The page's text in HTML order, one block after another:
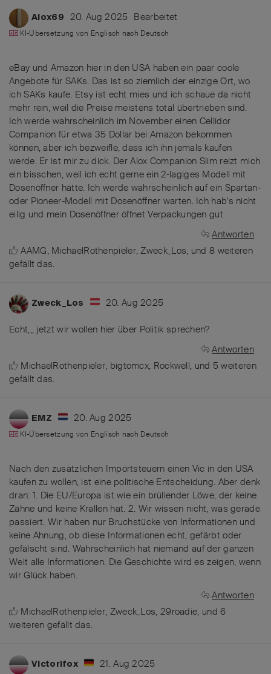
Alox69 20. Aug 2025 Bearbeitet
KI-Übersetzung von Englisch nach Deutsch
eBay und Amazon hier in den USA haben ein paar coole
Angebote für SAKs. Das ist so ziemlich der einzige Ort, wo
ich SAKs kaufe. Etsy ist echt mies und ich schaue da nicht
mehr rein, weil die Preise meistens total übertrieben sind.
Ich werde wahrscheinlich im November einen Cellidor
Companion für etwa 35 Dollar bei Amazon bekommen
können, aber ich bezweifle, dass ich ihn jemals kaufen
werde. Er ist mir zu dick. Der Alox Companion Slim reizt mich
ein bisschen, weil ich echt gerne ein 2-lagiges Modell mit
Dosenöffner hätte. Ich werde wahrscheinlich auf ein Spartan-
oder Pioneer-Modell mit Dosenöffner warten. Ich hab's nicht
eilig und mein Dosenöffner öffnet Verpackungen gut
Antworten
AAMG, MichaelRothenpieler,Zweck_Los, und 8 weiteren
gefällt das.
Zweck_Los 20. Aug 2025
Echt,,, jetzt wir wollen hier über Politik sprechen?
Antworten
MichaelRothenpieler, bigtomcx, Rockwell, und 5 weiteren
gefällt das.
EMZ 20. Aug 2025
KI-Übersetzung von Englisch nach Deutsch
Nach den zusätzlichen Importsteuern einen Vic in den USA
kaufen zu wollen, ist eine politische Entscheidung. Aber denk
dran: 1. Die EU/Europa ist wie ein brüllender Löwe, der keine
Zähne und keine Krallen hat. 2. Wir wissen nicht, was gerade
passiert. Wir haben nur Bruchstücke von Informationen und
keine Ahnung, ob diese Informationen echt, gefärbt oder
gefälscht sind. Wahrscheinlich hat niemand auf der ganzen
Welt alle Informationen. Die Geschichte wird es zeigen, wenn
wir Glück haben.
Antworten
MichaelRothenpieler, Zweck_Los, 29roadie, und6
weiteren gefällt das.
Victorifox 21. Aug 2025